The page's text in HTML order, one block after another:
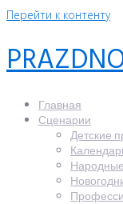
Перейти к контенту
Главная
Сценарии
Детские